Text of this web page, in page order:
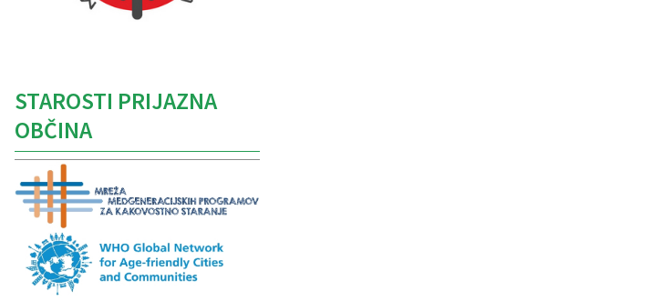
STAROSTI PRIJAZNA
OBČINA